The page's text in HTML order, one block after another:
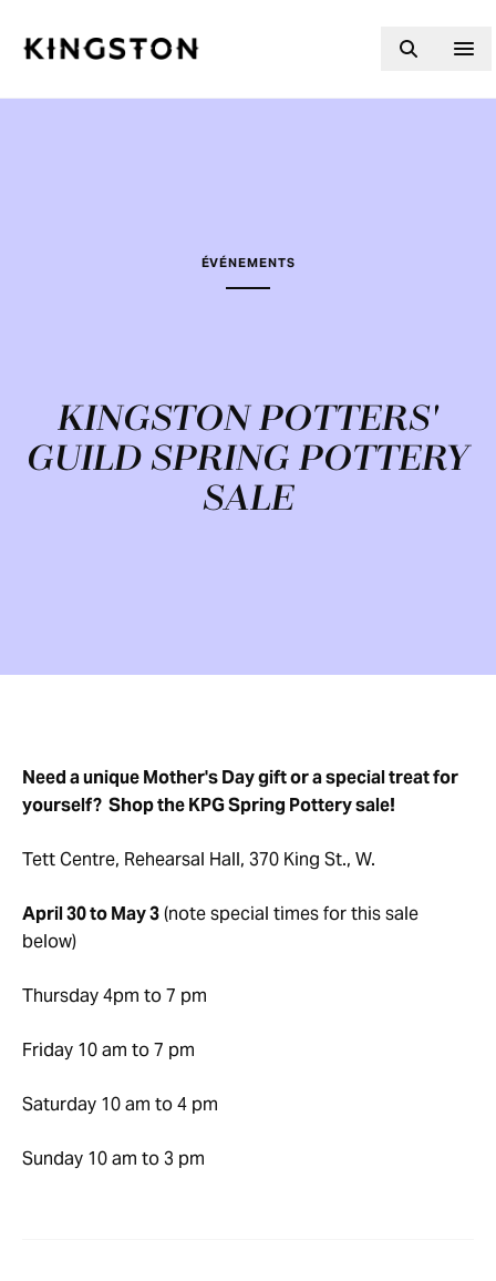
ÉVÉNEMENTS
KINGSTON POTTERS'
GUILD SPRING POTTERY
SALE
Need a unique Mother's Day gift or a special treat for
yourself? Shop the KPG Spring Pottery sale!
Tett Centre, Rehearsal Hall, 370 King St., W.
April 30 to May 3(note special times for this sale
below)
Thursday 4pm to 7 pm
Friday 10 am to 7 pm
Saturday 10 am to 4 pm
Sunday 10 am to 3 pm